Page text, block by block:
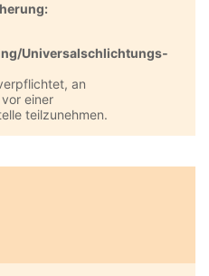
Universal­schlichtungs­
an
einer
teilzunehmen.